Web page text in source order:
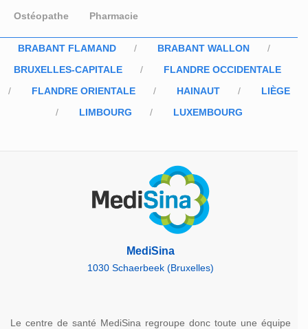
Ostéopathe Pharmacie
BRABANT FLAMAND
BRABANT WALLON
BRUXELLES-CAPITALE
FLANDRE OCCIDENTALE
FLANDRE ORIENTALE
HAINAUT
LIÈGE
LIMBOURG
LUXEMBOURG
MediSina
1030 Schaerbeek (Bruxelles)
Le centre de santé MediSina regroupe donc toute une équipe